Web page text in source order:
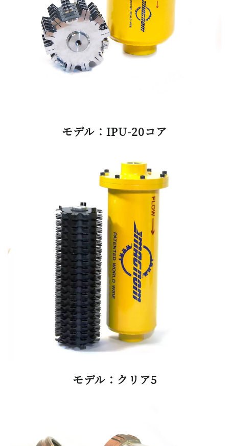
モデル：IPU-20コア
モデル：クリア5